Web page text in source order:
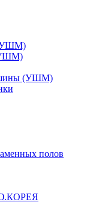
(УШМ)
(УШМ)
полов
Ю.КОРЕЯ